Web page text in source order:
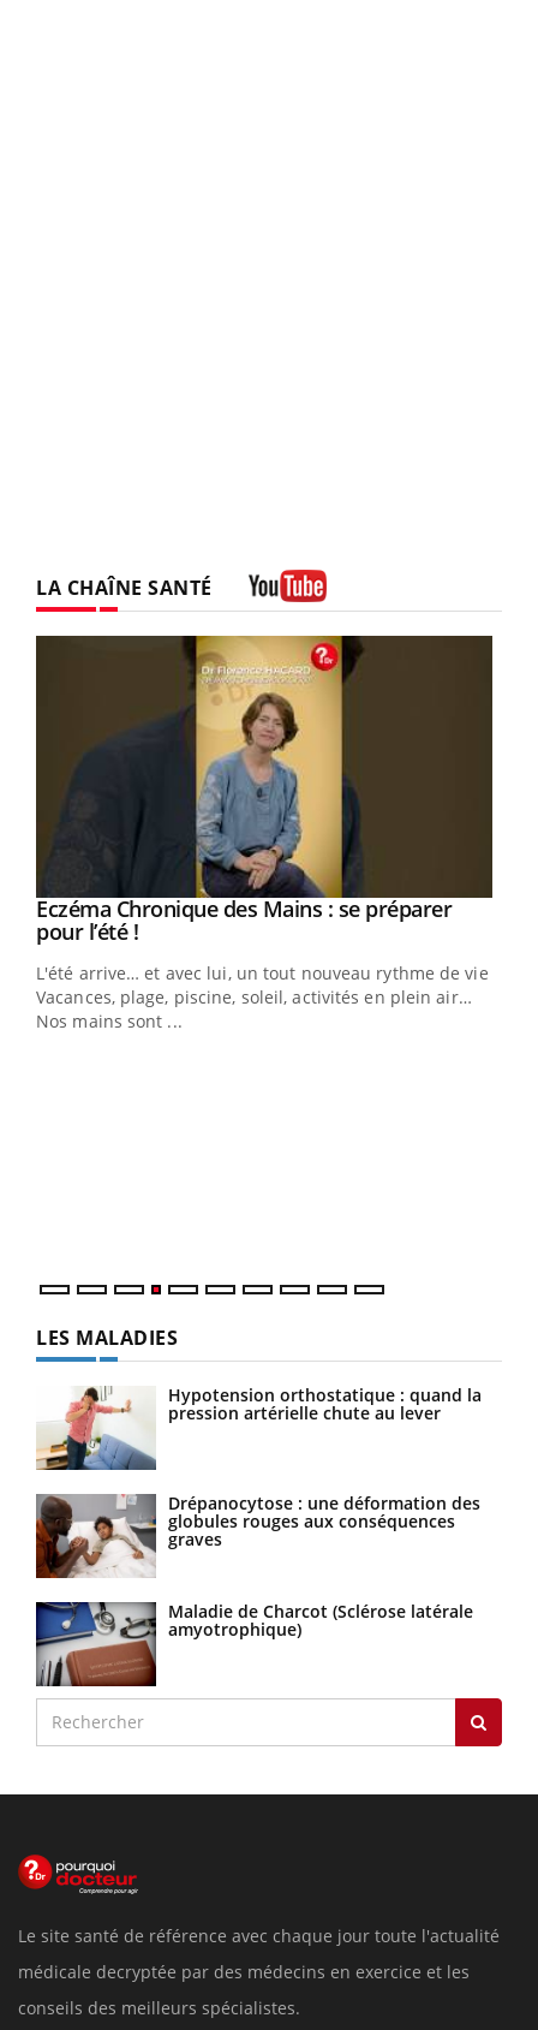
LA CHAÎNE SANTÉ
Youtube
Eczéma Chronique des Mains : se préparer
pour l’été !Youtube
L'été arrive… et avec lui, un tout nouveau rythme de vie !
Vacances, plage, piscine, soleil, activités en plein air…
Nos mains sont ...
LES MALADIES
Hypotension orthostatique : quand la
pression artérielle chute au lever
Drépanocytose : une déformation des
globules rouges aux conséquences
graves
Maladie de Charcot (Sclérose latérale
amyotrophique)
Le site santé de référence avec chaque jour toute l'actualité
médicale decryptée par des médecins en exercice et les
conseils des meilleurs spécialistes.